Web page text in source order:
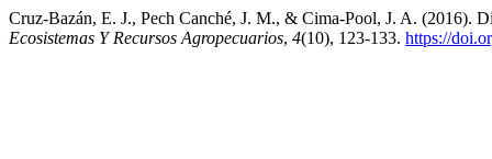
Cruz-Bazán, E. J., Pech Canché, J. M., & Cima-Pool, J. A. (2016).
Ecosistemas Y Recursos Agropecuarios, 4(10), 123-133. https://